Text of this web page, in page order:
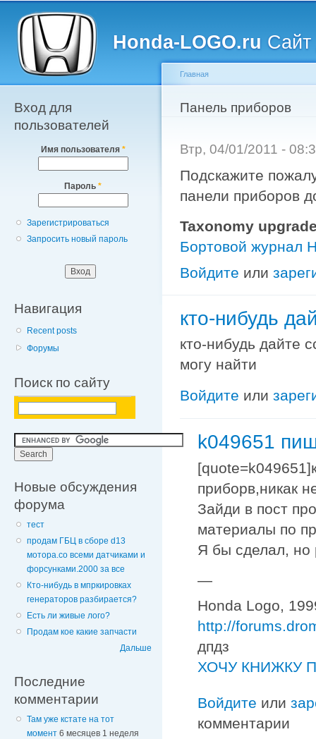
Honda-LOGO.ru Сайт
Главное меню
Вход для
пользователей
Имя пользователя *
Пароль *
Зарегистрироваться
Запросить новый пароль
Навигация
Recent posts
Форумы
Поиск по сайту
Новые обсуждения
форума
тест
продам ГБЦ в сборе d13
мотора.со всеми датчиками и
форсунками.2000 за все
Кто-нибудь в мпркировках
генераторов разбирается?
Есть ли живые лого?
Продам кое какие запчасти
Дальше
Последние
комментарии
Там уже кстате на тот
момент 6 месяцев 1 неделя
Вы здесь
Главная
Панель приборов
Втр, 04/01/2011 -
Подскажите
панели приборов
Taxonomy
Бортовой журнал
Войдите или
кто-нибудь
кто-нибудь дайте
могу найти
Войдите или
k049651
приборв,никак
Зайди в пост
материалы по
Я бы сделал, но
—
Honda Logo,
http://
дпдз
ХОЧУ КНИЖКУ
Войдите или
комментарии